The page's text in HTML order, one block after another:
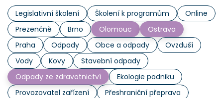
Legislativní školení Školení k programům
Online
Prezenčně
Brno Olomouc
Ostrava
Praha
Odpady Obce a odpady
Ovzduší
Vody
Kovy
Stavební odpady
Odpady ze zdravotnictví
Ekologie podniku
Provozovatel zařízení
Přeshraniční přeprava